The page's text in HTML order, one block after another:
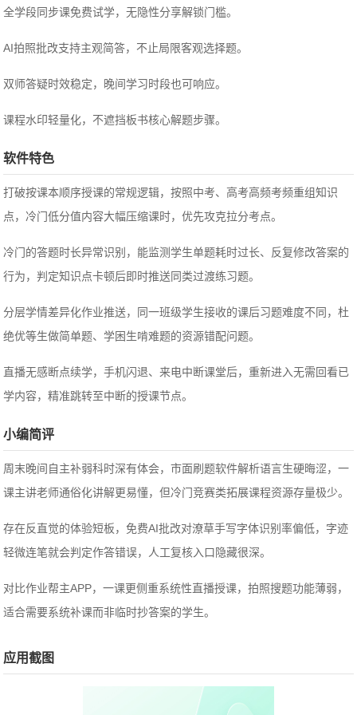
全学段同步课免费试学，无隐性分享解锁门槛。
AI拍照批改支持主观简答，不止局限客观选择题。
双师答疑时效稳定，晚间学习时段也可响应。
课程水印轻量化，不遮挡板书核心解题步骤。
软件特色
打破按课本顺序授课的常规逻辑，按照中考、高考高频考频重组知识
点，冷门低分值内容大幅压缩课时，优先攻克拉分考点。
冷门的答题时长异常识别，能监测学生单题耗时过长、反复修改答案的
行为，判定知识点卡顿后即时推送同类过渡练习题。
分层学情差异化作业推送，同一班级学生接收的课后习题难度不同，杜
绝优等生做简单题、学困生啃难题的资源错配问题。
直播无感断点续学，手机闪退、来电中断课堂后，重新进入无需回看已
学内容，精准跳转至中断的授课节点。
小编简评
周末晚间自主补弱科时深有体会，市面刷题软件解析语言生硬晦涩，一
课主讲老师通俗化讲解更易懂，但冷门竞赛类拓展课程资源存量极少。
存在反直觉的体验短板，免费AI批改对潦草手写字体识别率偏低，字迹
轻微连笔就会判定作答错误，人工复核入口隐藏很深。
对比作业帮主APP，一课更侧重系统性直播授课，拍照搜题功能薄弱，
适合需要系统补课而非临时抄答案的学生。
应用截图